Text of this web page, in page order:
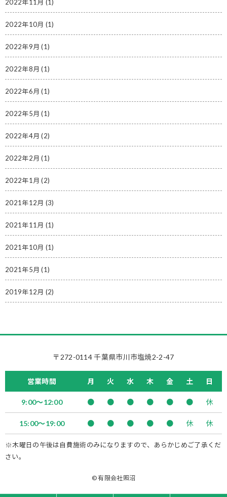
2022年11月 (1)
2022年10月 (1)
2022年9月 (1)
2022年8月 (1)
2022年6月 (1)
2022年5月 (1)
2022年4月 (2)
2022年2月 (1)
2022年1月 (2)
2021年12月 (3)
2021年11月 (1)
2021年10月 (1)
2021年5月 (1)
2019年12月 (2)
〒272-0114 千葉県市川市塩焼2-2-47
営業時間 月 火 水 木 金 土 日
9:00～12:00 ● ● ● ● ● ● 休
15:00～19:00 ● ● ● ● ● 休 休
※木曜日の午後は自費施術のみになりますので、あらかじめご了承くだ
さい。
© 有限会社照沼